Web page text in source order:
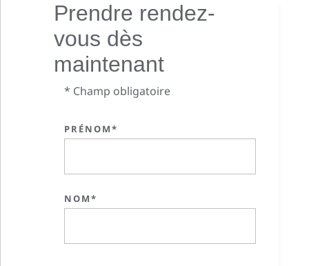
Prendre rendez-
vous dès
maintenant
* Champ obligatoire
PRÉNOM*
NOM*